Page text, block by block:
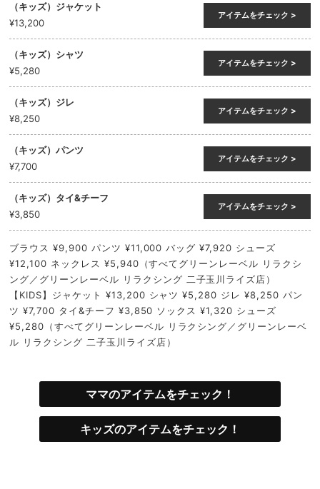
（キッズ）ジャケット
¥13,200
アイテムをチェック >
（キッズ）シャツ
¥5,280
アイテムをチェック >
（キッズ）ジレ
¥8,250
アイテムをチェック >
（キッズ）パンツ
¥7,700
アイテムをチェック >
（キッズ）タイ&チーフ
¥3,850
アイテムをチェック >
ブラウス ¥9,900 パンツ ¥11,000 バッグ ¥7,920 シューズ
¥12,100 ネックレス ¥5,940（すべてグリーンレーベル リラクシ
ング／グリーンレーベル リラクシング 二子玉川ライズ店）
【KIDS】ジャケット ¥13,200 シャツ ¥5,280 ジレ ¥8,250 パン
ツ ¥7,700 タイ&チーフ ¥3,850 ソックス ¥1,320 シューズ
¥5,280（すべてグリーンレーベル リラクシング／グリーンレーベ
ル リラクシング 二子玉川ライズ店）
ママのアイテムをチェック！
キッズのアイテムをチェック！